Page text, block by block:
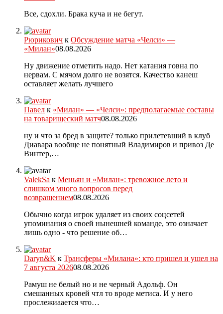
Все, сдохли. Брака куча и не бегут.
Рюрикович к Обсуждение матча «Челси» —
«Милан»08.08.2026
Ну движение отметить надо. Нет катания говна по
нервам. С мячом долго не возятся. Качество канеш
оставляет желать лучшего
Павел к «Милан» — «Челси»: предполагаемые составы
на товарищеский матч08.08.2026
ну и что за бред в защите? только прилетевший в клуб
Диавара вообще не понятный Владимиров и привоз Де
Винтер,…
ValekSa к Меньян и «Милан»: тревожное лето и
слишком много вопросов перед
возвращением08.08.2026
Обычно когда игрок удаляет из своих соцсетей
упоминания о своей нынешней команде, это означает
лишь одно - что решение об…
Daryn&K к Трансферы «Милана»: кто пришел и ушел на
7 августа 202608.08.2026
Рамуш не белый но и не черный Адольф. Он
смешанных кровей чтл то вроде метиса. И у него
прослежиаается что…